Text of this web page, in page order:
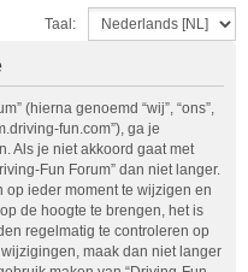
Taal:
(hierna genoemd “wij”, “ons”,
fun.com”), ga je
Als je niet akkoord gaat met
Fun Forum” dan niet langer.
op ieder moment te wijzigen en
de hoogte te brengen, het is
regelmatig te controleren op
maak dan niet langer